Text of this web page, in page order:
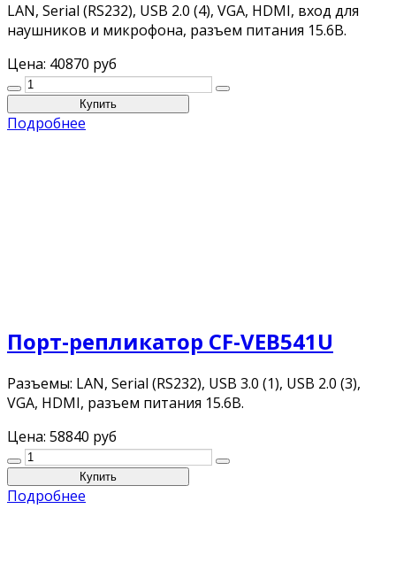
LAN, Serial (RS232), USB 2.0 (4), VGA, HDMI, вход для
наушников и микрофона, разъем питания 15.6В.
Цена: 40870 руб
Подробнее
Порт-репликатор CF-VEB541U
Разъемы: LAN, Serial (RS232), USB 3.0 (1), USB 2.0 (3),
VGA, HDMI, разъем питания 15.6В.
Цена: 58840 руб
Подробнее